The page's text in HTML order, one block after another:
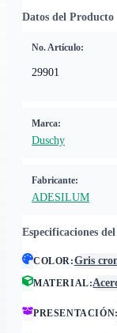
Datos del Producto
No. Artículo:
29901
Marca:
Duschy
Fabricante:
ADESILUM
Especificaciones
COLOR:Gris
MATERIAL:
PRESENTACIÓN